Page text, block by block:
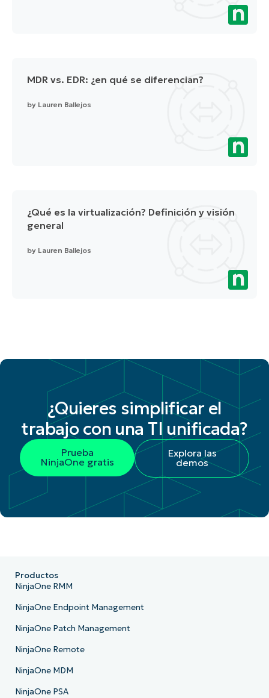
MDR vs. EDR: ¿en qué se diferencian?
by Lauren Ballejos
¿Qué es la virtualización? Definición y visión
general
by Lauren Ballejos
¿Quieres simplificar el
trabajo con una TI unificada?
Prueba
NinjaOne gratis
Explora las
demos
Productos
NinjaOne RMM
NinjaOne Endpoint Management
NinjaOne Patch Management
NinjaOne Remote
NinjaOne MDM
NinjaOne PSA